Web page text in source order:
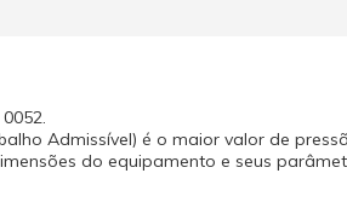
Admissível) é o maior valor de
do equipamento e seus